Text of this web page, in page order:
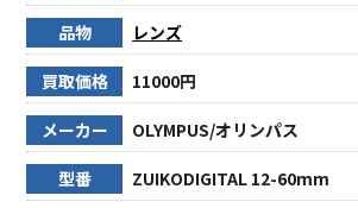
品物 レンズ
買取価格 11000円
メーカー OLYMPUS/オリンパス
型番 ZUIKODIGITAL 12-60mm